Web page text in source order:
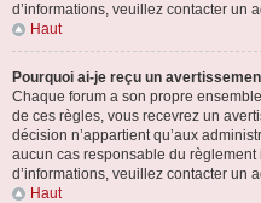
d’informations, veuillez contacter un
Haut
Pourquoi ai-je reçu un
Chaque forum a son propre
de ces règles, vous recevrez un
décision n’appartient qu’aux
aucun cas responsable du
d’informations, veuillez contacter un
Haut